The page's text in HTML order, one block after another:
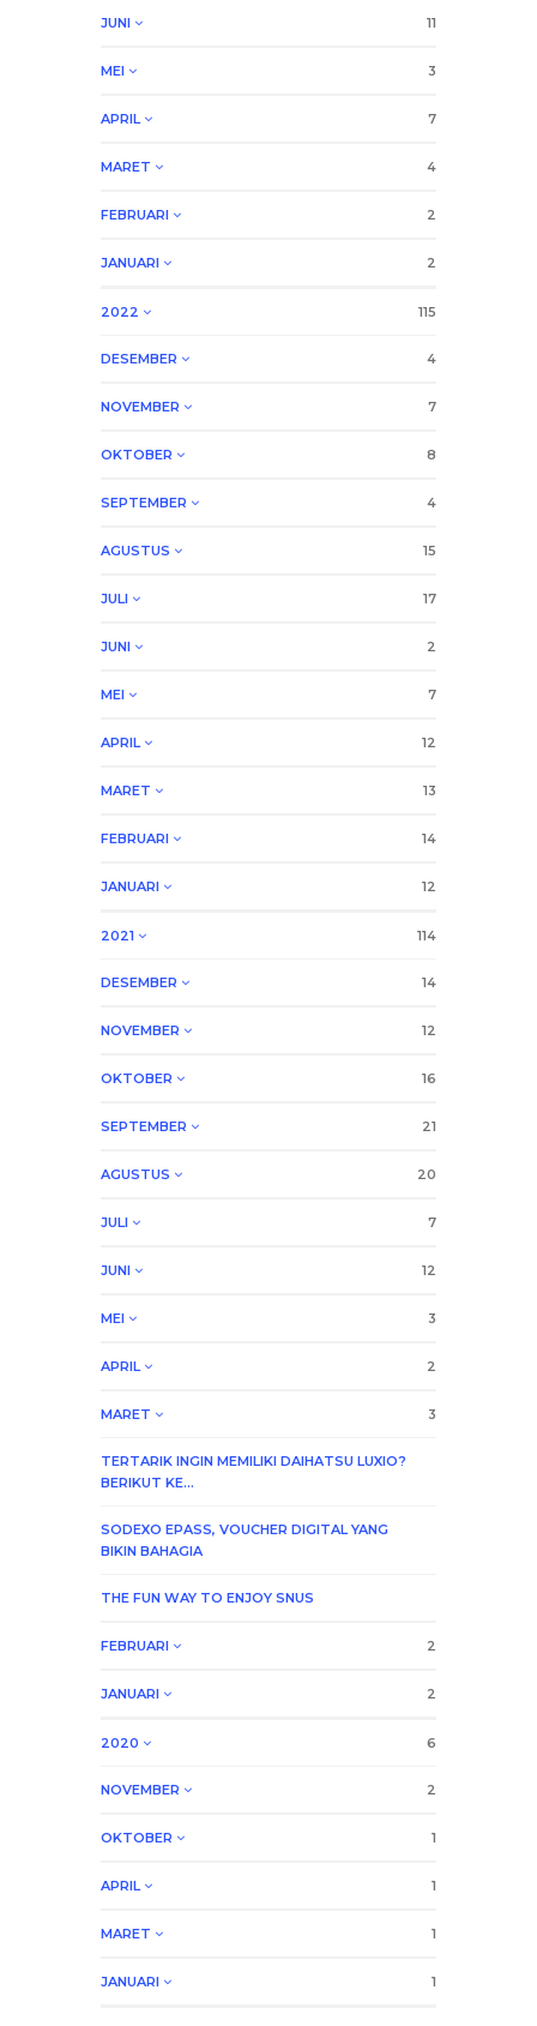
JUNI 11
MEI 3
APRIL 7
MARET 4
FEBRUARI 2
JANUARI 2
2022 115
DESEMBER 4
NOVEMBER 7
OKTOBER 8
SEPTEMBER 4
AGUSTUS 15
JULI 17
JUNI 2
MEI 7
APRIL 12
MARET 13
FEBRUARI 14
JANUARI 12
2021 114
DESEMBER 14
NOVEMBER 12
OKTOBER 16
SEPTEMBER 21
AGUSTUS 20
JULI 7
JUNI 12
MEI 3
APRIL 2
MARET 3
TERTARIK INGIN MEMILIKI DAIHATSU LUXIO?
BERIKUT KE...
SODEXO EPASS, VOUCHER DIGITAL YANG
BIKIN BAHAGIA
THE FUN WAY TO ENJOY SNUS
FEBRUARI 2
JANUARI 2
2020 6
NOVEMBER 2
OKTOBER 1
APRIL 1
MARET 1
JANUARI 1